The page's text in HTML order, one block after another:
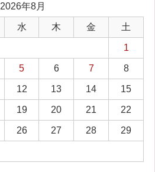
2026年8月
水 木 金 土
1
5 6 7 8
12 13 14 15
19 20 21 22
26 27 28 29